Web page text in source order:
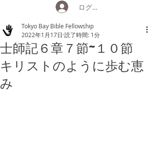
ログイン
士師記６章７節~１０節
キリストのように歩む恵
み
Tokyo Bay Bible Fellowship
2022年1月17日 読了時間: 1分